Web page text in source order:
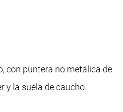
con puntera no metálica de
y la suela de caucho.